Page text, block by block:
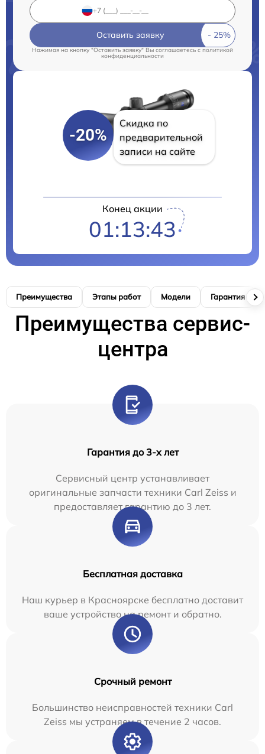
Оставить заявку
Нажимая на кнопку "Оставить заявку" Вы соглашаетесь cполитикой
конфиденциальности
-20%
Скидка по
предварительной
записи на сайте
Конец акции
01:13:42
Преимущества Этапы работ Модели Гарантия
Преимущества сервис-
центра
Гарантия до 3-х лет
Сервисный центр устанавливает
оригинальные запчасти техники Carl Zeiss и
предоставляет гарантию до 3 лет.
Бесплатная доставка
Наш курьер в Красноярске бесплатно доставит
ваше устройство на ремонт и обратно.
Срочный ремонт
Большинство неисправностей техники Carl
Zeiss мы устраняем в течение 2 часов.